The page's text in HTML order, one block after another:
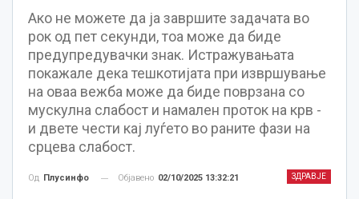
Ако не можете да ја завршите задачата во
рок од пет секунди, тоа може да биде
предупредувачки знак. Истражувањата
покажале дека тешкотијата при извршување
на оваа вежба може да биде поврзана со
мускулна слабост и намален проток на крв -
и двете чести кај луѓето во раните фази на
срцева слабост.
ЗДРАВЈЕ
Од Плусинфо Објавено 02/10/2025 13:32:21